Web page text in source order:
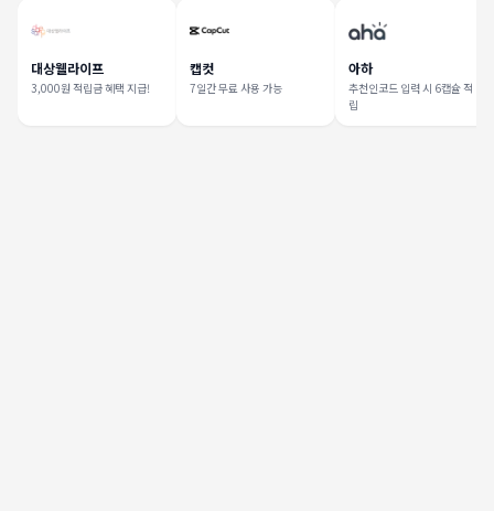
대상웰라이프
3,000원 적립금 혜택 지급!
캡컷
7일간 무료 사용 가능
아하
추천인코드 입력 시 6캡슐 적
립